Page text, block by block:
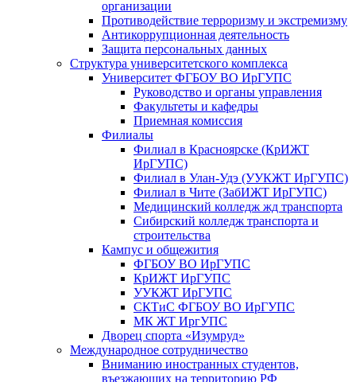
организации
Противодействие терроризму и экстремизму
Антикоррупционная деятельность
Защита персональных данных
Структура университетского комплекса
Университет ФГБОУ ВО ИрГУПС
Руководство и органы управления
Факультеты и кафедры
Приемная комиссия
Филиалы
Филиал в Красноярске (КрИЖТ
ИрГУПС)
Филиал в Улан-Удэ (УУКЖТ ИрГУПС)
Филиал в Чите (ЗабИЖТ ИрГУПС)
Медицинский колледж жд транспорта
Сибирский колледж транспорта и
строительства
Кампус и общежития
ФГБОУ ВО ИрГУПС
КрИЖТ ИрГУПС
УУКЖТ ИрГУПС
СКТиС ФГБОУ ВО ИрГУПС
МК ЖТ ИргУПС
Дворец спорта «Изумруд»
Международное сотрудничество
Вниманию иностранных студентов,
въезжающих на территорию РФ